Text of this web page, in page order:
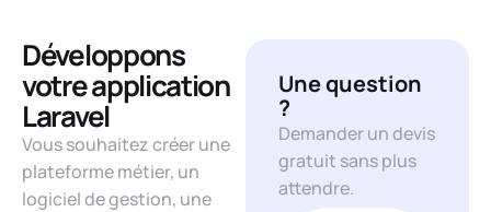
Développons
votre application
Laravel
Vous souhaitez créer une
plateforme métier, un
logiciel de gestion, une
Une question
?
Demander un devis
gratuit sans plus
attendre.